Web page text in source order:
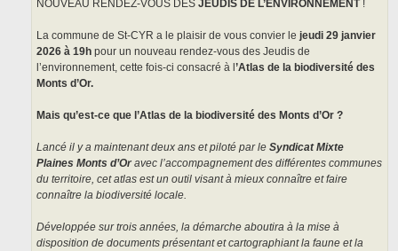
NOUVEAU RENDEZ-VOUS DES JEUDIS DE L’ENVIRONNEMENT!
La commune de St-CYR a le plaisir de vous convier le jeudi 29 janvier
2026 à 19h pour un nouveau rendez-vous des Jeudis de
l’environnement, cette fois-ci consacré à l ’Atlas de la biodiversité des
Monts d’Or.
Mais qu’est-ce que l’Atlas de la biodiversité des Monts d’Or ?
Lancé il y a maintenant deux ans et piloté par le Syndicat Mixte
Plaines Monts d’Or avec l’accompagnement des différentes communes
du territoire, cet atlas est un outil visant à mieux connaître et faire
connaître la biodiversité locale.
Développée sur trois années, la démarche aboutira à la mise à
disposition de documents présentant et cartographiant la faune et la